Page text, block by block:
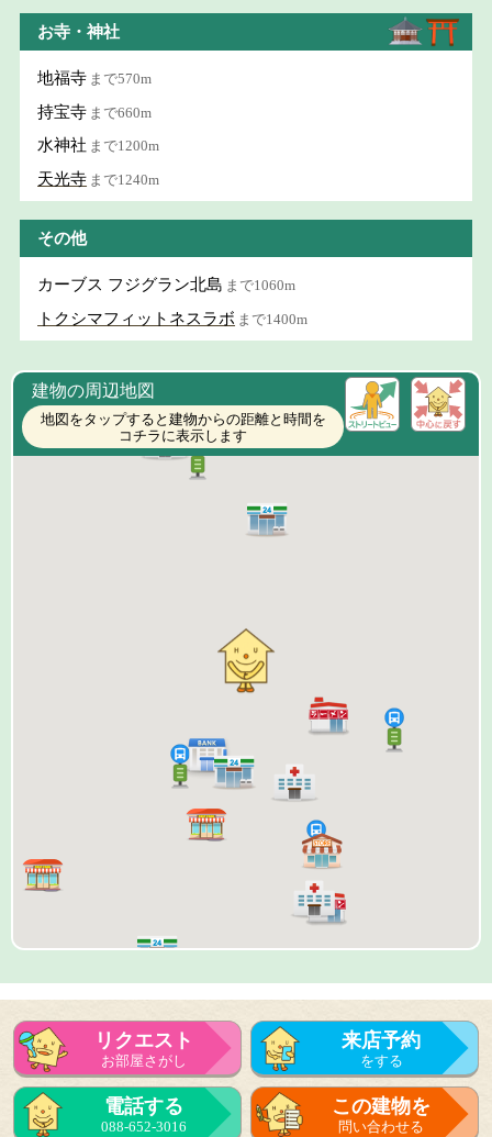
お寺・神社
地福寺 まで570m
持宝寺 まで660m
水神社 まで1200m
天光寺 まで1240m
その他
カーブス フジグラン北島 まで1060m
トクシマフィットネスラボ まで1400m
建物の周辺地図
地図をタップすると建物からの距離と時間を
コチラに表示します
リクエスト
お部屋さがし
来店予約
をする
来店予約
をする
電話する
088-652-3016
この建物を
問い合わせる